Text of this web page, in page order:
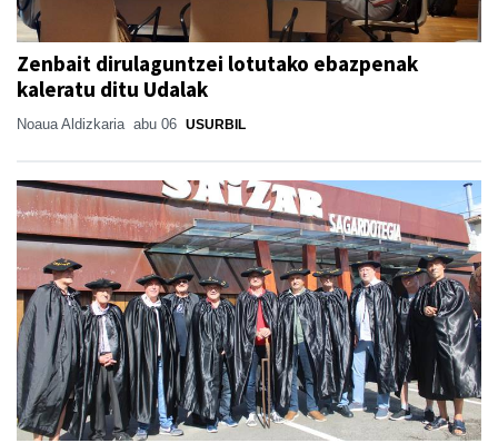
Zenbait dirulaguntzei lotutako ebazpenak
kaleratu ditu Udalak
Noaua Aldizkaria abu 06 USURBIL